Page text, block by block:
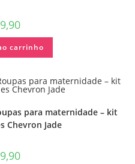
carrinho
para maternidade – kit
Chevron Jade